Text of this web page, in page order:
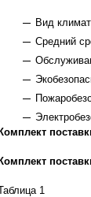
Вид
Средний
Комплект
Комплект
1